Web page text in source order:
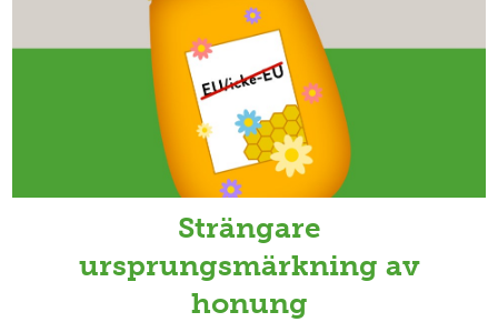
Strängare
ursprungsmärkning av
honung